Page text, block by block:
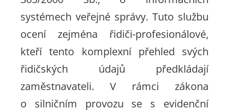
systémech veřejné správy. Tuto službu
ocení zejména řidiči-profesionálové,
kteří tento komplexní přehled svých
řidičských údajů předkládají
zaměstnavateli. V rámci zákona
o silničním provozu se s evidenční